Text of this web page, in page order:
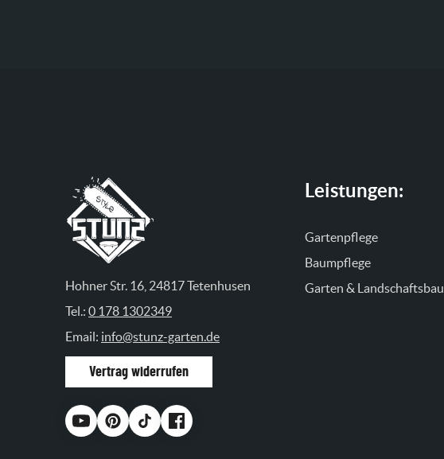
Hohner Str. 16, 24817 Tetenhusen
Tel.: 0 178 1302349
Email: info@stunz-garten.de
Vertrag widerrufen
Leistungen:
Gartenpflege
Baumpflege
Garten & Landschaftsbau